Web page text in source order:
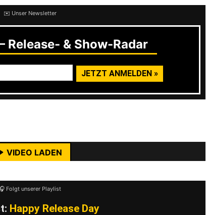
✉️ Unser Newsletter
Release- & Show-Radar
du die Datenschutzerklärung von YouTube.
VIDEO LADEN
Folgt unserer Playlist
Happy Release Day